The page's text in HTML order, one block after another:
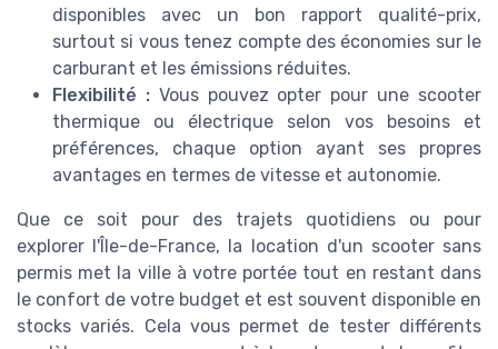
disponibles avec un bon rapport qualité-prix,
surtout si vous tenez compte des économies sur le
carburant et les émissions réduites.
Flexibilité :Vous pouvez opter pour une scooter
thermique ou électrique selon vos besoins et
préférences, chaque option ayant ses propres
avantages en termes de vitesse et autonomie.
Que ce soit pour des trajets quotidiens ou pour
explorer l'Île-de-France, la location d'un scooter sans
permis met la ville à votre portée tout en restant dans
le confort de votre budget et est souvent disponible en
stocks variés. Cela vous permet de tester différents